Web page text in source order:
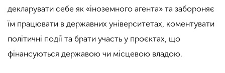
декларувати себе як «іноземного агента» та забороняє
їм працювати в державних університетах, коментувати
політичні події та брати участь у проєктах, що
фінансуються державою чи місцевою владою.